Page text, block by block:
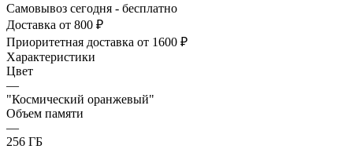
Самовывоз сегодня - бесплатно
Доставка от 800 ₽
Приоритетная доставка от 1600 ₽
Характеристики
Цвет
—
"Космический оранжевый"
Объем памяти
—
256 ГБ